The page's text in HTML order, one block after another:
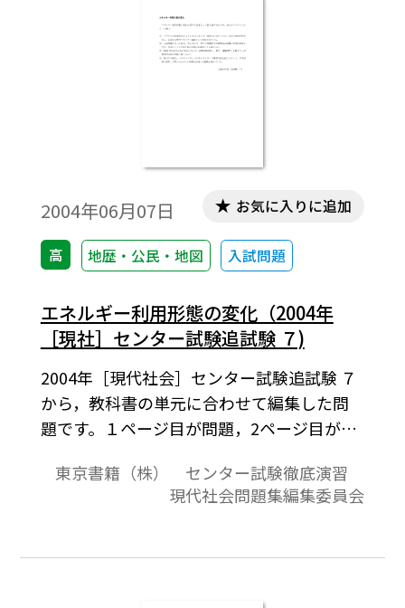
2004年06月07日
高 地歴・公民・地図 入試問題
お気に入りに追加
エネルギー利用形態の変化（2004年
［現社］センター試験追試験 ７)
2004年［現代社会］センター試験追試験 ７
から，教科書の単元に合わせて編集した問
題です。１ページ目が問題，2ページ目が解
東京書籍（株） センター試験徹底演習
現代社会問題集編集委員会